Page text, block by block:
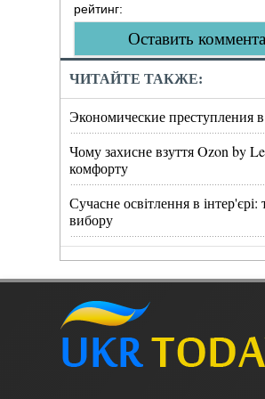
рейтинг:
Оставить
ЧИТАЙТЕ ТАКЖЕ:
Экономические преступления
Чому захисне взуття Ozon by
комфорту
Сучасне освітлення в
вибору